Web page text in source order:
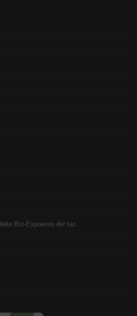
Bio-Espresso der taz